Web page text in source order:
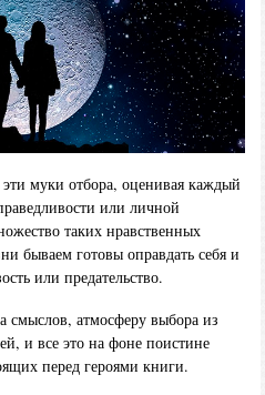
муки отбора, оценивая каждый
или личной
таких нравственных
бываем готовы оправдать себя и
или предательство.
смыслов, атмосферу выбора из
и все это на фоне поистине
перед героями книги.